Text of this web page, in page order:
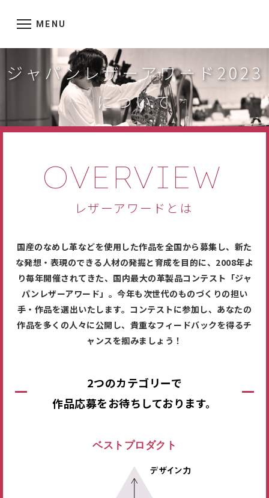
MENU
ジャパンレザーアワード2023
について
OVERVIEW
レザーアワードとは
国産のなめし革などを使用した作品を全国から募集し、新た
な発想・表現のできる人材の発掘と育成を目的に、2008年よ
り毎年開催されてきた、国内最大の革製品コンテスト「ジャ
パンレザーアワード」。今年も次世代のものづくりの担い
手・作品を選出いたします。コンテストに参加し、あなたの
作品を多くの人々に公開し、貴重なフィードバックを得るチ
ャンスを掴みましょう！
2つのカテゴリーで
作品応募をお待ちしております。
ベストプロダクト